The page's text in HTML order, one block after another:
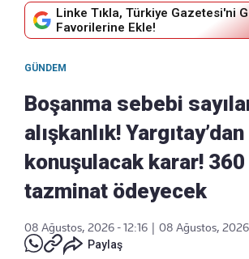
Linke Tıkla, Türkiye Gazetesi'ni
Favorilerine Ekle!
GÜNDEM
Boşanma sebebi
alışkanlık!
konuşulacak karar! 360
tazminat ödeyecek
08 Ağustos, 2026 - 12:16
08 Ağustos, 2026
Paylaş